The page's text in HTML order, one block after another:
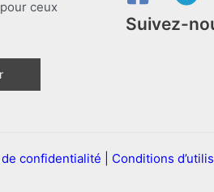
ceux
Suivez-
confidentialité | Conditions